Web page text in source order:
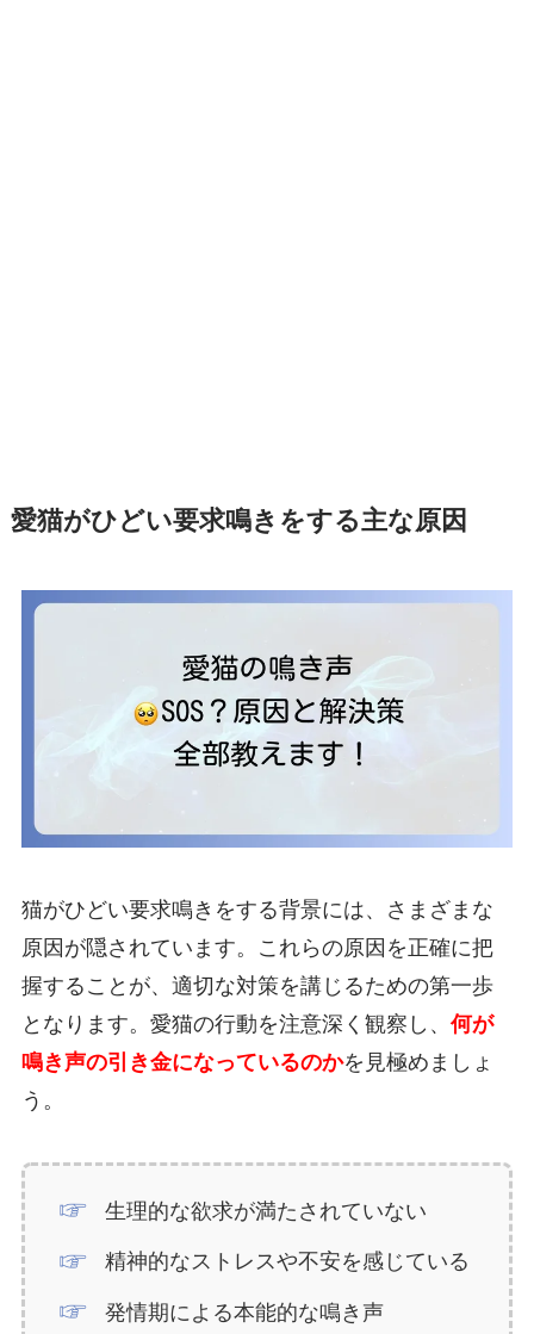
愛猫がひどい要求鳴きをする主な原因
猫がひどい要求鳴きをする背景には、さまざまな
原因が隠されています。これらの原因を正確に把
握することが、適切な対策を講じるための第一歩
となります。愛猫の行動を注意深く観察し、 何が
鳴き声の引き金になっているのかを見極めましょ
う。
生理的な欲求が満たされていない
精神的なストレスや不安を感じている
発情期による本能的な鳴き声